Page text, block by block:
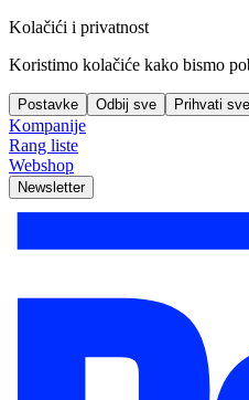
Kolačići i privatnost
Koristimo kolačiće kako bismo
Postavke Odbij sve Prihvati sve
Kompanije
Rang liste
Webshop
Newsletter